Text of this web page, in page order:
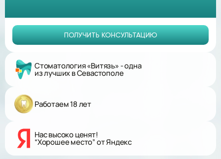
ПОЛУЧИТЬ КОНСУЛЬТАЦИЮ
Стоматология «Витязь» - одна
из лучших в Севастополе
Работаем 18 лет
Нас высоко ценят!
“Хорошее место” от Яндекс